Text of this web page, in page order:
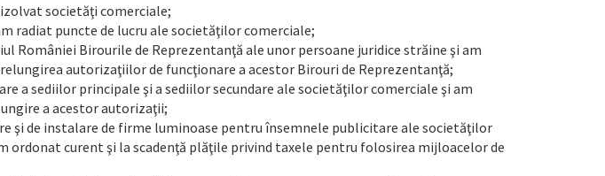
societăţi comerciale;
radiat puncte de lucru ale societăţilor comerciale;
Birourile de Reprezentanţă ale unor persoane juridice străine şi am
autorizaţiilor de funcţionare a acestor Birouri de Reprezentanţă;
a sediilor principale şi a sediilor secundare ale societăţilor comerciale şi am
a acestor autorizaţii;
şi de instalare de firme luminoase pentru însemnele publicitare ale societăţilor
ordonat curent şi la scadenţă plăţile privind taxele pentru folosirea mijloacelor de